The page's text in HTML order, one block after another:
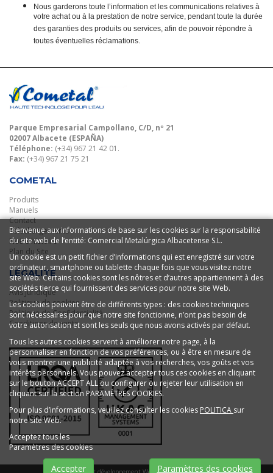
Nous garderons toute l’information et les communications relatives à
votre achat ou à la prestation de notre service, pendant toute la durée
des garanties des produits ou services, afin de pouvoir répondre à
toutes éventuelles réclamations.
Parque Empresarial Campollano, C/D, nº 21
02007 Albacete (ESPAÑA)
Téléphone: (+34) 967 21 42 01.
Fax: (+34) 967 21 75 21
COMETAL
Produits
Manuels
Contact
Telechargements
Notre histoire
Plan du Site
LÉGALITÉ
Avis Juridique
Politique de cookies
Politique de Confidentialité
Conditions de vente
Bienvenue aux informations de base sur les cookies sur la responsabilité
du site web de l’entité: Comercial Metalúrgica Albacetense S.L.
Un cookie est un petit fichier d’informations qui est enregistré sur votre
ordinateur, smartphone ou tablette chaque fois que vous visitez notre
site Web. Certains cookies sont les nôtres et d’autres appartiennent à des
sociétés tierce qui fournissent des services pour notre site Web.
Les cookies peuvent être de différents types : des cookies techniques
sont nécessaires pour que notre site fonctionne, n’ont pas besoin de
votre autorisation et sont les seuls que nous avons activés par défaut.
Tous les autres cookies servent à améliorer notre page, à la
personnaliser en fonction de vos préférences, ou à être en mesure de
vous montrer une publicité adaptée à vos recherches, vos goûts et vos
intérêts personnels. Vous pouvez accepter tous ces cookies en cliquant
sur le bouton ACCEPT ALL ou configurer ou rejeter leur utilisation en
cliquant sur la section PARAMÈTRES COOKIES.
Pour plus d’informations, veuillez consulter les cookies POLITICA sur
notre site Web.
Acceptez tous les
Paramètres des cookies
Accepter Paramètres des cookies